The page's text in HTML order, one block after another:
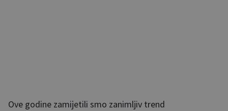
Ove godine zamijetili smo zanimljiv trend